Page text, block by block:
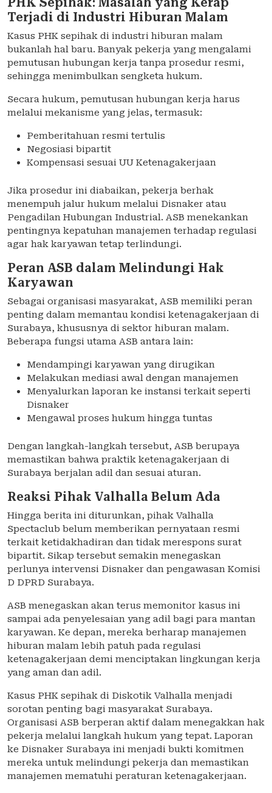
Terjadi di Industri Hiburan Malam
Kasus PHK sepihak di industri hiburan malam
bukanlah hal baru. Banyak pekerja yang mengalami
pemutusan hubungan kerja tanpa prosedur resmi,
sehingga menimbulkan sengketa hukum.
Secara hukum, pemutusan hubungan kerja harus
melalui mekanisme yang jelas, termasuk:
Pemberitahuan resmi tertulis
Negosiasi bipartit
Kompensasi sesuai UU Ketenagakerjaan
Jika prosedur ini diabaikan, pekerja berhak
menempuh jalur hukum melalui Disnaker atau
Pengadilan Hubungan Industrial. ASB menekankan
pentingnya kepatuhan manajemen terhadap regulasi
agar hak karyawan tetap terlindungi.
Peran ASB dalam Melindungi Hak
Karyawan
Sebagai organisasi masyarakat, ASB memiliki peran
penting dalam memantau kondisi ketenagakerjaan di
Surabaya, khususnya di sektor hiburan malam.
Beberapa fungsi utama ASB antara lain:
Mendampingi karyawan yang dirugikan
Melakukan mediasi awal dengan manajemen
Menyalurkan laporan ke instansi terkait seperti
Disnaker
Mengawal proses hukum hingga tuntas
Dengan langkah-langkah tersebut, ASB berupaya
memastikan bahwa praktik ketenagakerjaan di
Surabaya berjalan adil dan sesuai aturan.
Reaksi Pihak Valhalla Belum Ada
Hingga berita ini diturunkan, pihak Valhalla
Spectaclub belum memberikan pernyataan resmi
terkait ketidakhadiran dan tidak merespons surat
bipartit. Sikap tersebut semakin menegaskan
perlunya intervensi Disnaker dan pengawasan Komisi
D DPRD Surabaya.
ASB menegaskan akan terus memonitor kasus ini
sampai ada penyelesaian yang adil bagi para mantan
karyawan. Ke depan, mereka berharap manajemen
hiburan malam lebih patuh pada regulasi
ketenagakerjaan demi menciptakan lingkungan kerja
yang aman dan adil.
Kasus PHK sepihak di Diskotik Valhalla menjadi
sorotan penting bagi masyarakat Surabaya.
Organisasi ASB berperan aktif dalam menegakkan hak
pekerja melalui langkah hukum yang tepat. Laporan
ke Disnaker Surabaya ini menjadi bukti komitmen
mereka untuk melindungi pekerja dan memastikan
manajemen mematuhi peraturan ketenagakerjaan.